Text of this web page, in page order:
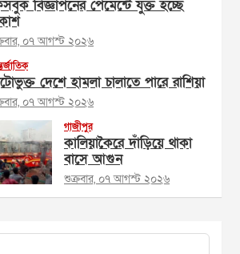
বিজ্ঞাপনের পেমেন্টে যুক্ত হচ্ছে
০৭ আগস্ট ২০২৬
দেশে হামলা চালাতে পারে রাশিয়া
০৭ আগস্ট ২০২৬
গাজীপুর
কালিয়াকৈরে দাঁড়িয়ে থাকা
বাসে আগুন
শুক্রবার, ০৭ আগস্ট ২০২৬